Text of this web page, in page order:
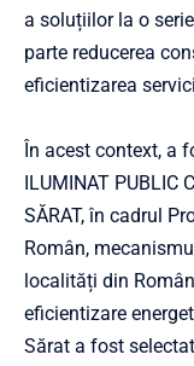
a soluțiilor la o
parte reducerea
eficientizarea
În acest context, a
ILUMINAT PUBLIC
SĂRAT, în cadrul
Român,
localități din
eficientizare
Sărat a fost